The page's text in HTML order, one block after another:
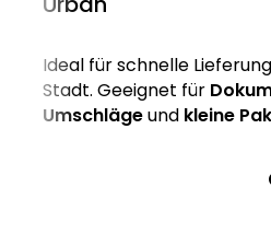
Ideal für schnelle
Stadt. Geeignet für
Umschlägeund kleine